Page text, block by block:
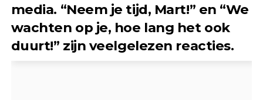
media. “Neem je tijd, Mart!” en “We
wachten op je, hoe lang het ook
duurt!” zijn veelgelezen reacties.